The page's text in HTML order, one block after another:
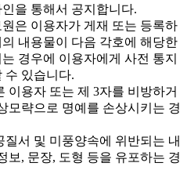
을 통해서 공지합니다.
은 이용자가 게재 또는 등록하
내용물이 다음 각호에 해당한
경우에 이용자에게 사전 통지
수 있습니다.
이용자 또는 제 3자를 비방하거
모략으로 명예를 손상시키는 경
질서 및 미풍양속에 위반되는 내
보, 문장, 도형 등을 유포하는 경